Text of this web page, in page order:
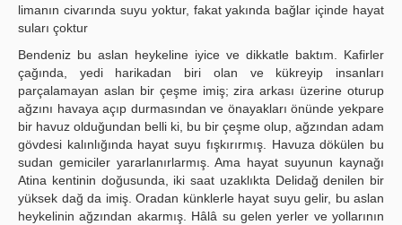
limanın civarında suyu yoktur, fakat yakında bağlar içinde hayat
suları çoktur
Bendeniz bu aslan heykeline iyice ve dikkatle baktım. Kafirler
çağında, yedi harikadan biri olan ve kükreyip insanları
parçalamayan aslan bir çeşme imiş; zira arkası üzerine oturup
ağzını havaya açıp durmasından ve önayakları önünde yekpare
bir havuz olduğundan belli ki, bu bir çeşme olup, ağzından adam
gövdesi kalınlığında hayat suyu fışkırırmış. Havuza dökülen bu
sudan gemiciler yararlanırlarmış. Ama hayat suyunun kaynağı
Atina kentinin doğusunda, iki saat uzaklıkta Delidağ denilen bir
yüksek dağ da imiş. Oradan künklerle hayat suyu gelir, bu aslan
heykelinin ağzından akarmış. Hâlâ su gelen yerler ve yollarının